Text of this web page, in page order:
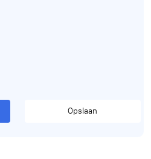
Opslaan